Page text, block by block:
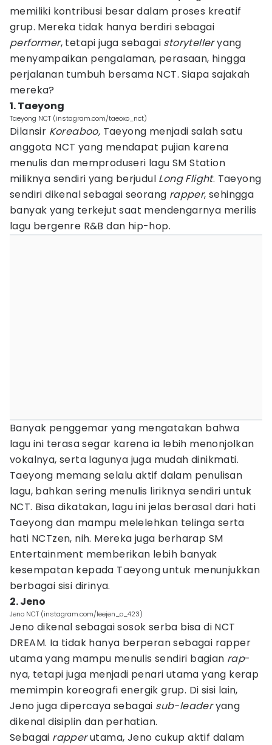
memiliki kontribusi besar dalam proses kreatif
grup. Mereka tidak hanya berdiri sebagai
performer, tetapi juga sebagai storytelleryang
menyampaikan pengalaman, perasaan, hingga
perjalanan tumbuh bersama NCT. Siapa sajakah
mereka?
1. Taeyong
Taeyong NCT (instagram.com/taeoxo_nct)
Dilansir Koreaboo, Taeyong menjadi salah satu
anggota NCT yang mendapat pujian karena
menulis dan memproduseri lagu SM Station
miliknya sendiri yang berjudul Long Flight. Taeyong
sendiri dikenal sebagai seorang rapper, sehingga
banyak yang terkejut saat mendengarnya merilis
lagu bergenre R&B dan hip-hop.
Banyak penggemar yang mengatakan bahwa
lagu ini terasa segar karena ia lebih menonjolkan
vokalnya, serta lagunya juga mudah dinikmati.
Taeyong memang selalu aktif dalam penulisan
lagu, bahkan sering menulis liriknya sendiri untuk
NCT. Bisa dikatakan, lagu ini jelas berasal dari hati
Taeyong dan mampu melelehkan telinga serta
hati NCTzen, nih. Mereka juga berharap SM
Entertainment memberikan lebih banyak
kesempatan kepada Taeyong untuk menunjukkan
berbagai sisi dirinya.
2. Jeno
Jeno NCT (instagram.com/leejen_o_423)
Jeno dikenal sebagai sosok serba bisa di NCT
DREAM. Ia tidak hanya berperan sebagai rapper
utama yang mampu menulis sendiri bagian rap-
nya, tetapi juga menjadi penari utama yang kerap
memimpin koreografi energik grup. Di sisi lain,
Jeno juga dipercaya sebagai sub-leaderyang
dikenal disiplin dan perhatian.
Sebagai rapperutama, Jeno cukup aktif dalam